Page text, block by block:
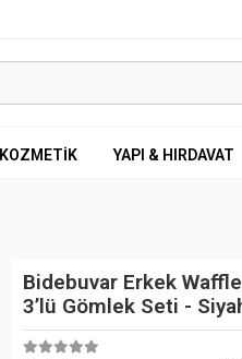
KOZMETİK YAPI & HIRDAVAT
Bidebuvar Erkek
3’lü Gömlek Seti -